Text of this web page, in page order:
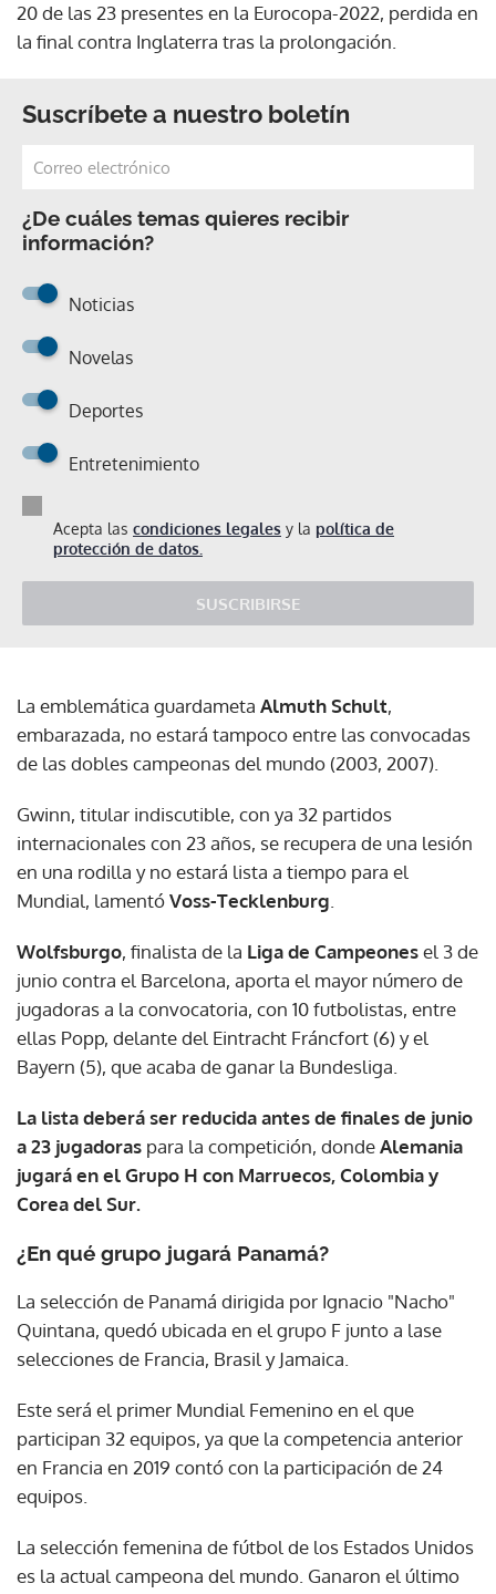
20 de las 23 presentes en la Eurocopa-2022, perdida en
la final contra Inglaterra tras la prolongación.
Suscríbete a nuestro boletín
¿De cuáles temas quieres recibir
información?
Noticias
Novelas
Deportes
Entretenimiento
Acepta las condiciones legales y la política de
protección de datos.
SUSCRIBIRSE
La emblemática guardameta Almuth Schult,
embarazada, no estará tampoco entre las convocadas
de las dobles campeonas del mundo (2003, 2007).
Gwinn, titular indiscutible, con ya 32 partidos
internacionales con 23 años, se recupera de una lesión
en una rodilla y no estará lista a tiempo para el
Mundial, lamentóVoss-Tecklenburg.
Wolfsburgo, finalista de la Liga de Campeonesel 3 de
junio contra el Barcelona, aporta el mayor número de
jugadoras a la convocatoria, con 10 futbolistas, entre
ellas Popp, delante del Eintracht Fráncfort (6) y el
Bayern (5), que acaba de ganar la Bundesliga.
La lista deberá ser reducida antes de finales de junio
a 23 jugadoras para la competición, dondeAlemania
jugará en el Grupo H con Marruecos, Colombia y
Corea del Sur.
¿En qué grupo jugará Panamá?
La selección de Panamá dirigida por Ignacio "Nacho"
Quintana, quedó ubicada en el grupo F junto a lase
selecciones de Francia, Brasil y Jamaica.
Este será el primer Mundial Femenino en el que
participan 32 equipos, ya que la competencia anterior
en Francia en 2019 contó con la participación de 24
equipos.
La selección femenina de fútbol de los Estados Unidos
es la actual campeona del mundo. Ganaron el último